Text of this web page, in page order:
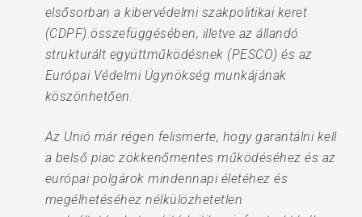
elsősorban a kibervédelmi szakpolitikai keret
(CDPF) összefüggésében, illetve az állandó
strukturált együttműködésnek (PESCO) és az
Európai Védelmi Ügynökség munkájának
köszönhetően.
Az Unió már régen felismerte, hogy garantálni kell
a belső piac zökkenőmentes működéséhez és az
európai polgárok mindennapi életéhez és
megélhetéséhez nélkülözhetetlen